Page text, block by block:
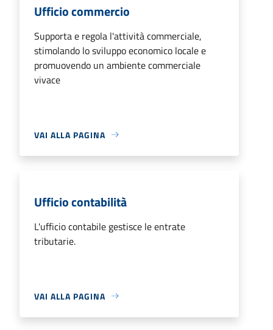
Ufficio commercio
Supporta e regola l'attività commerciale,
stimolando lo sviluppo economico locale e
promuovendo un ambiente commerciale
vivace
VAI ALLA PAGINA
Ufficio contabilità
L'ufficio contabile gestisce le entrate
tributarie.
VAI ALLA PAGINA